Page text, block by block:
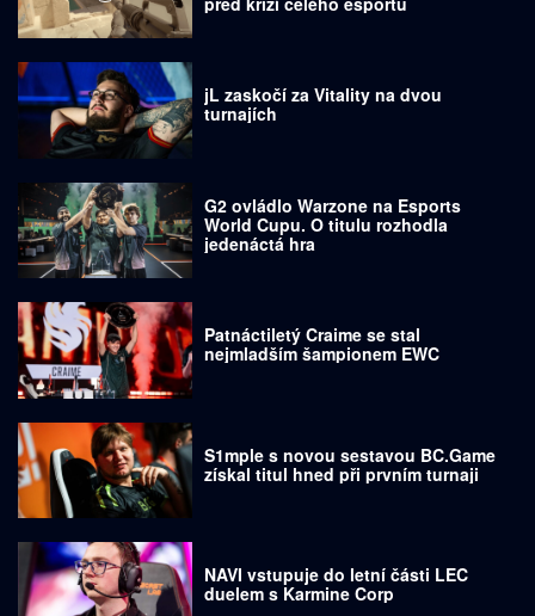
jL zaskočí za Vitality na dvou
turnajích
G2 ovládlo Warzone na Esports
World Cupu. O titulu rozhodla
jedenáctá hra
Patnáctiletý Craime se stal
nejmladším šampionem EWC
S1mple s novou sestavou BC.Game
získal titul hned při prvním turnaji
NAVI vstupuje do letní části LEC
duelem s Karmine Corp